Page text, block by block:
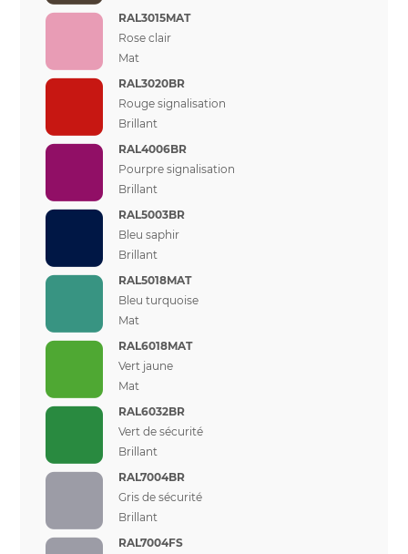
RAL3015MAT
Rose clair
Mat
RAL3020BR
Rouge signalisation
Brillant
RAL4006BR
Pourpre signalisation
Brillant
RAL5003BR
Bleu saphir
Brillant
RAL5018MAT
Bleu turquoise
Mat
RAL6018MAT
Vert jaune
Mat
RAL6032BR
Vert de sécurité
Brillant
RAL7004BR
Gris de sécurité
Brillant
RAL7004FS